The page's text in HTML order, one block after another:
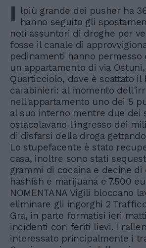
I lpiù grande dei pusher ha
hanno seguito gli
noti assuntori di droghe per
fosse il canale di
pedinamenti hanno permesso
un appartamento di via
Quarticciolo, dove è scattato il
carabinieri: al momento
nell'appartamento uno dei 5
al suo interno mentre due dei
ostacolavano l'ingresso dei
di disfarsi della droga
Lo stupefacente è stato
casa, inoltre sono stati
grammi di cocaina e decine di
hashish e marijuana e 7.500
NOMENTANA Vigili bloccano
eliminare gli ingorghi 2
Gra, in parte formatisi ieri
incidenti con feriti lievi. I
interessato principalmente i